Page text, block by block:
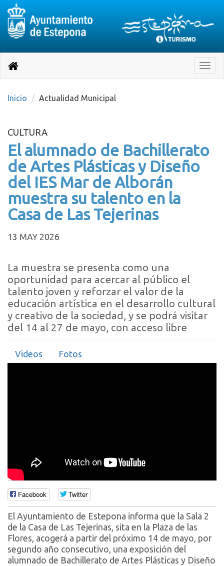
página
Toggle
Destino:
Volver
inicio
Inicio Actualidad Municipal
CULTURA
El alumnado de Bachillerato
de Artes Plásticas y Diseño
del IES Mar de Alborán
muestra su talento en la
Casa de Las Tejerinas
13 MAY 2026
La muestra se presenta como una
oportunidad para acercar al público el
talento joven y reforzar el valor de la
educación artística en el desarrollo cultural
y creativo de la sociedad, y se podrá visitar
del 14 al 27 de mayo, con acceso libre
Videos Fotos
Facebook Twitter
El Ayuntamiento de Estepona informa que la Sala 2
de la Casa de Las Tejerinas, sita en la Plaza de las
Flores, acogerá a partir del próximo 14 de mayo, por
segundo año consecutivo, una exposición del
alumnado de Bachillerato de Artes Plásticas y Diseño